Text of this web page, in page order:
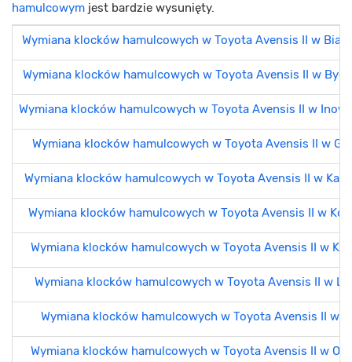
hamulcowym jest bardzie wysunięty.
Wymiana klocków hamulcowych w Toyota Avensis II w
Wymiana klocków hamulcowych w Toyota Avensis II w
Wymiana klocków hamulcowych w Toyota Avensis II w
Wymiana klocków hamulcowych w Toyota Avensis II w
Wymiana klocków hamulcowych w Toyota Avensis II w
Wymiana klocków hamulcowych w Toyota Avensis II w
Wymiana klocków hamulcowych w Toyota Avensis II w
Wymiana klocków hamulcowych w Toyota Avensis II w
Wymiana klocków hamulcowych w Toyota Avensis II w
Wymiana klocków hamulcowych w Toyota Avensis II w